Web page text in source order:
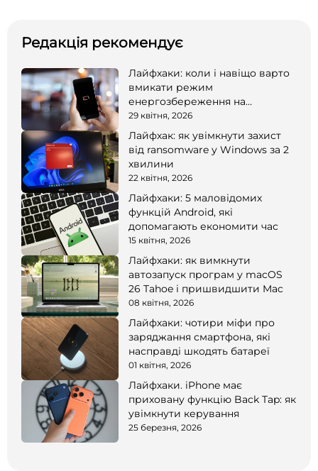
Редакція рекомендує
Лайфхаки: коли і навіщо варто
вмикати режим
енергозбереження на
смартфоні
29 квітня, 2026
Лайфхак: як увімкнути захист
від ransomware у Windows за 2
хвилини
22 квітня, 2026
Лайфхаки: 5 маловідомих
функцій Android, які
допомагають економити час
15 квітня, 2026
Лайфхаки: як вимкнути
автозапуск програм у macOS
26 Tahoe і пришвидшити Mac
08 квітня, 2026
Лайфхаки: чотири міфи про
заряджання смартфона, які
насправді шкодять батареї
01 квітня, 2026
Лайфхаки. iPhone має
приховану функцію Back Tap: як
увімкнути керування
25 березня, 2026